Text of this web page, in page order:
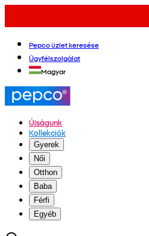
Pepco üzlet keresése
Ügyfélszolgálat
Magyar
Újságunk
Kollekciók
Gyerek
Női
Otthon
Baba
Férfi
Egyéb